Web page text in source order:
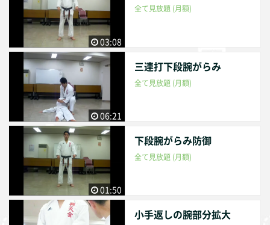
03:08
全て見放題 (月額)
06:21
三連打下段腕がらみ
全て見放題 (月額)
01:50
下段腕がらみ防御
全て見放題 (月額)
小手返しの腕部分拡大